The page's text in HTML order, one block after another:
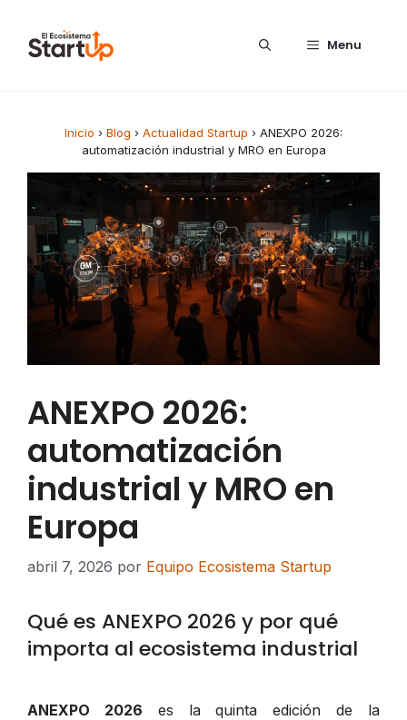
Menu
Inicio › Blog › Actualidad Startup › ANEXPO 2026:
automatización industrial y MRO en Europa
ANEXPO 2026:
automatización
industrial y MRO en
Europa
abril 7, 2026 por Equipo Ecosistema Startup
Qué es ANEXPO 2026 y por qué
importa al ecosistema industrial
ANEXPO 2026 es la quinta edición de la